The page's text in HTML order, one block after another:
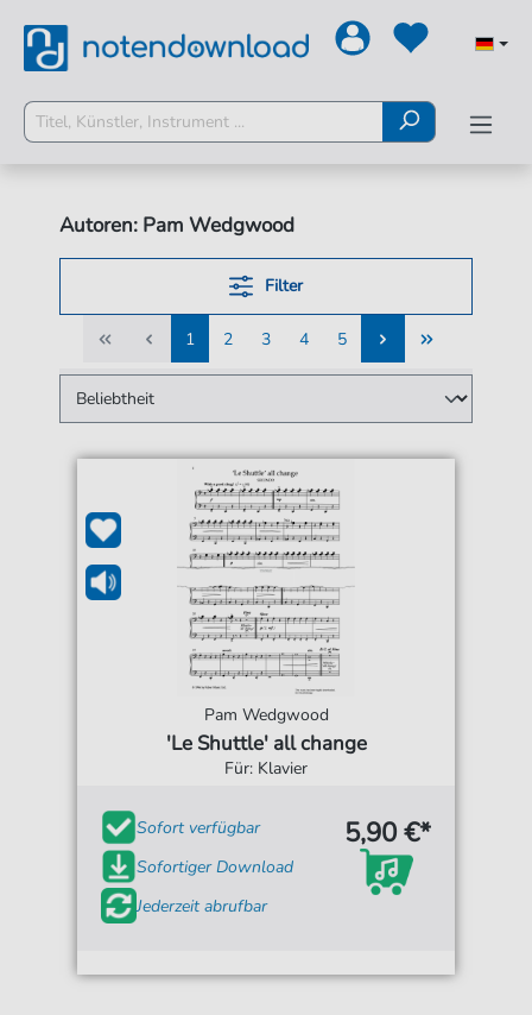
Autoren: Pam Wedgwood
Filter
1
1
2
2
3
3
4
4
5
5
Pam Wedgwood
'Le Shuttle' all change
Für: Klavier
Sofort verfügbar
Sofortiger Download
Jederzeit abrufbar
5,90 €*